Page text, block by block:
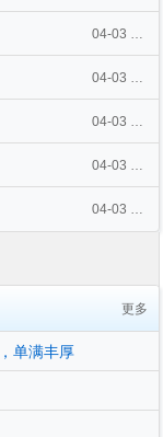
04-03 19:49
04-03 19:49
04-03 19:01
04-03 18:39
04-03 18:14
更多
单满丰厚